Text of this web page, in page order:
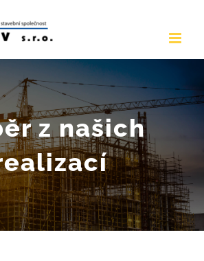
z našich